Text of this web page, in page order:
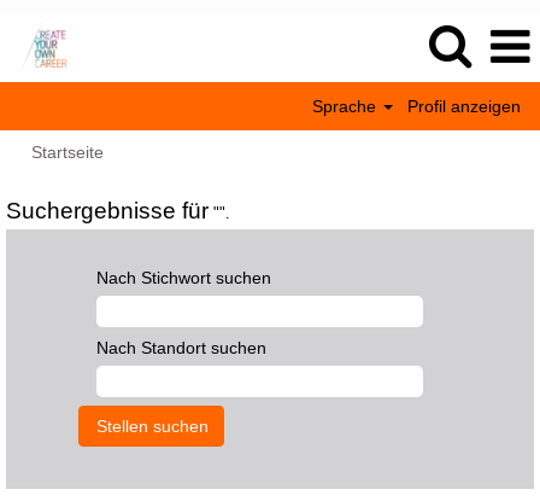
Sprache Profil anzeigen
Startseite
Suchergebnisse für "".
Nach Stichwort suchen
Nach Standort suchen